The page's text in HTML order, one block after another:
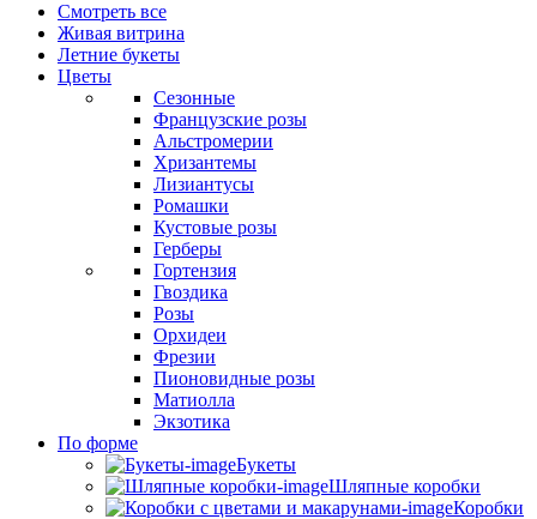
Смотреть все
Живая витрина
Летние букеты
Цветы
Сезонные
Французские розы
Альстромерии
Хризантемы
Лизиантусы
Ромашки
Кустовые розы
Герберы
Гортензия
Гвоздика
Розы
Орхидеи
Фрезии
Пионовидные розы
Матиолла
Экзотика
По форме
Букеты
Шляпные коробки
Коробки